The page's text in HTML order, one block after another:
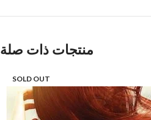
منتجات ذات صلة
SOLD OUT